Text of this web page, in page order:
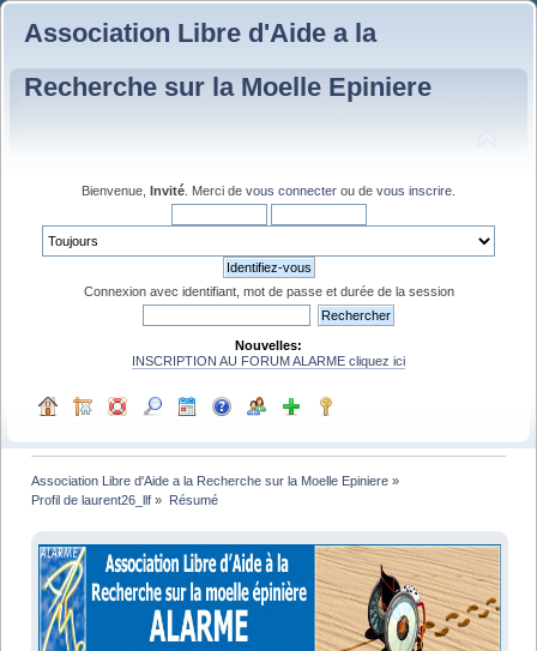
Association Libre d'Aide a la
Recherche sur la Moelle Epiniere
Bienvenue, Invité . Merci de vous connecter ou de vous inscrire
Connexion avec identifiant, mot de passe et durée de la session
Nouvelles:
INSCRIPTION AU FORUM ALARME cliquez ici
Association Libre d'Aide a la Recherche sur la Moelle Epiniere »
Profil de laurent26_llf » Résumé